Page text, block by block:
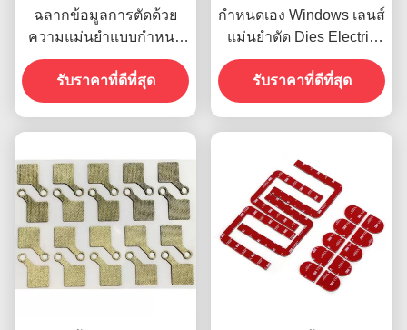
ฉลากข้อมูลการตัดด้วย
ความแม่นยำแบบกำหนด
เองสำหรับโทรศัพท์มือถือ
รับราคาที่ดีที่สุด
กำหนดเอง Windows เลนส์
แม่นยำตัด Dies Electric
Die ตัด SGS ได้รับการ
อนุมัติ
รับราคาที่ดีที่สุด